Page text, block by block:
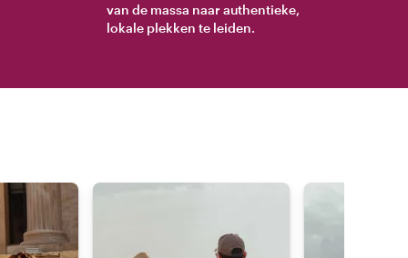
van de massa naar authentieke,
lokale plekken te leiden.